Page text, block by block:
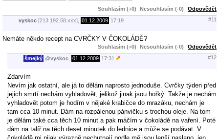
Souhlasím (+0) Nesouhlasím (-0) Odpovědět
vyskoc [213.192.58.xxx], 01.12.2009 17:19 #11
Nemáte někdo recept na CVRČKY V ČOKOLÁDĚ?
Souhlasím (+0) Nesouhlasím (-0) Odpovědět
šmejký @vyskoc 01.12.2009 17:31 #12
Zdarvím
Nevím jak ostatní, ale já to dělám naprosto jednoduše. Cvrčky týden před
jejich smrtí nechám vyhladovět, jelikož jinak jsou hořký. Takže je nechám
vyhladovět potom je hodím v nějaké krabičce do mrazáku, nechám je
tam cca 10 minut. Dám na rozpálenou pánvičku s trochou oleje. Na tom
je dělám také cca těch 10 minut a pak máčím v čokoládě na vaření. Poté
dám na talíř na těch deset minutek do lednice a může se podávat. V